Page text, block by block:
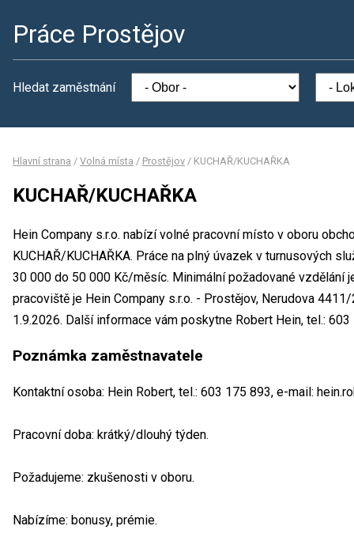
Práce Prostějov
Hledat zaměstnání
Hlavní strana / Volná místa / Prostějov / KUCHAŘ/KUCHAŘKA
KUCHAŘ/KUCHAŘKA
Hein Company s.r.o. nabízí volné pracovní místo v oboru
KUCHAŘ/KUCHAŘKA. Práce na plný úvazek v turnusových
30 000 do 50 000 Kč/měsíc. Minimální požadované vzdělání
pracoviště je Hein Company s.r.o. - Prostějov, Nerudova
1.9.2026. Další informace vám poskytne Robert Hein, tel.:
Poznámka zaměstnavatele
Kontaktní osoba: Hein Robert, tel.: 603 175 893, e-mail:
Pracovní doba: krátký/dlouhý týden.
Požadujeme: zkušenosti v oboru.
Nabízíme: bonusy, prémie.